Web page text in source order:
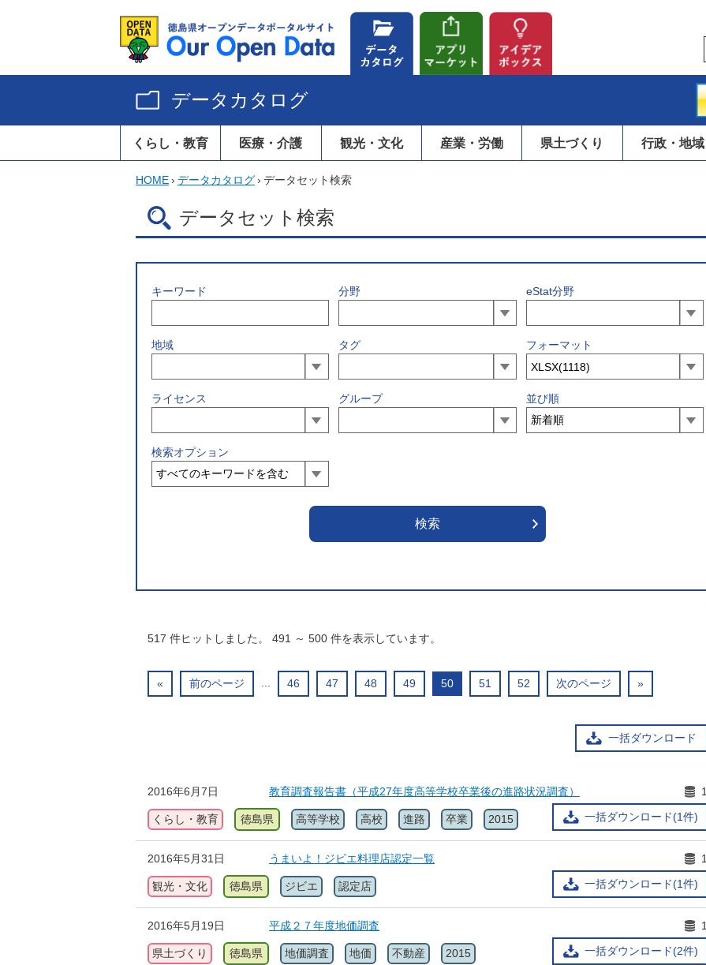
データカタログ
くらし・教育 医療・介護 観光・文化 産業・労働 県土づくり 行政・地域
HOME› データカタログ› データセット検索
データセット検索
キーワード 分野 eStat分野
地域 タグ フォーマット
ライセンス グループ 並び順
検索オプション
517 件ヒットしました。 491 ～ 500 件を表示しています。
« 前のページ ... 46 47 48 49 50 51 52 次のページ »
一括ダウンロード
2016年6月7日
教育調査報告書（平成27年度高等学校卒業後の進路状況調査）
一括ダウンロード(1件)
1
くらし・教育 徳島県 高等学校 高校 進路 卒業 2015
2016年5月31日
うまいよ！ジビエ料理店認定一覧
一括ダウンロード(1件)
1
観光・文化 徳島県 ジビエ 認定店
2016年5月19日
平成２７年度地価調査
一括ダウンロード(2件)
1
県土づくり 徳島県 地価調査 地価 不動産 2015